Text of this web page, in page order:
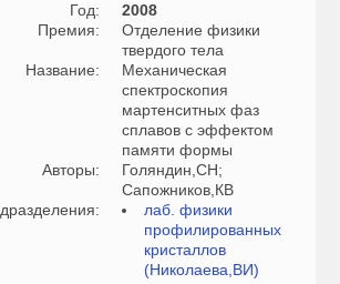
Год:
2008
Премия:
Отделение физики
твердого тела
Название:
Механическая
спектроскопия
мартенситных фаз
сплавов с эффектом
памяти формы
Авторы:
Голяндин,СН;
Сапожников,КВ
лаб. физики
профилированных
кристаллов
(Николаева,ВИ)